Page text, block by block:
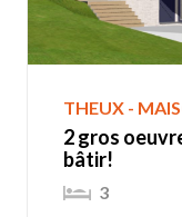
THEUX -
2 gros
bâtir!
3